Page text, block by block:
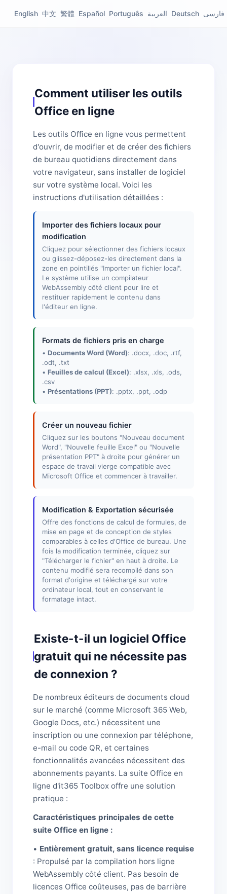
English 中文 繁體 Español Português العربية Deutsch فارسی
Comment utiliser les outils
Office en ligne
Les outils Office en ligne vous permettent
d'ouvrir, de modifier et de créer des fichiers
de bureau quotidiens directement dans
votre navigateur, sans installer de logiciel
sur votre système local. Voici les
instructions d'utilisation détaillées :
Importer des fichiers locaux pour
modification
Cliquez pour sélectionner des fichiers locaux
ou glissez-déposez-les directement dans la
zone en pointillés "Importer un fichier local".
Le système utilise un compilateur
WebAssembly côté client pour lire et
restituer rapidement le contenu dans
l'éditeur en ligne.
Formats de fichiers pris en charge
• Documents Word (Word): .docx, .doc, .rtf,
.odt, .txt
• Feuilles de calcul (Excel): .xlsx, .xls, .ods,
.csv
• Présentations (PPT): .pptx, .ppt, .odp
Créer un nouveau fichier
Cliquez sur les boutons "Nouveau document
Word", "Nouvelle feuille Excel" ou "Nouvelle
présentation PPT" à droite pour générer un
espace de travail vierge compatible avec
Microsoft Office et commencer à travailler.
Modification & Exportation sécurisée
Offre des fonctions de calcul de formules, de
mise en page et de conception de styles
comparables à celles d'Office de bureau. Une
fois la modification terminée, cliquez sur
"Télécharger le fichier" en haut à droite. Le
contenu modifié sera recompilé dans son
format d'origine et téléchargé sur votre
ordinateur local, tout en conservant le
formatage intact.
Existe-t-il un logiciel Office
gratuit qui ne nécessite pas
de connexion ?
De nombreux éditeurs de documents cloud
sur le marché (comme Microsoft 365 Web,
Google Docs, etc.) nécessitent une
inscription ou une connexion par téléphone,
e-mail ou code QR, et certaines
fonctionnalités avancées nécessitent des
abonnements payants. La suite Office en
ligne d'it365 Toolbox offre une solution
pratique :
Caractéristiques principales de cette
suite Office en ligne :
• Entièrement gratuit, sans licence requise
: Propulsé par la compilation hors ligne
WebAssembly côté client. Pas besoin de
licences Office coûteuses, pas de barrière